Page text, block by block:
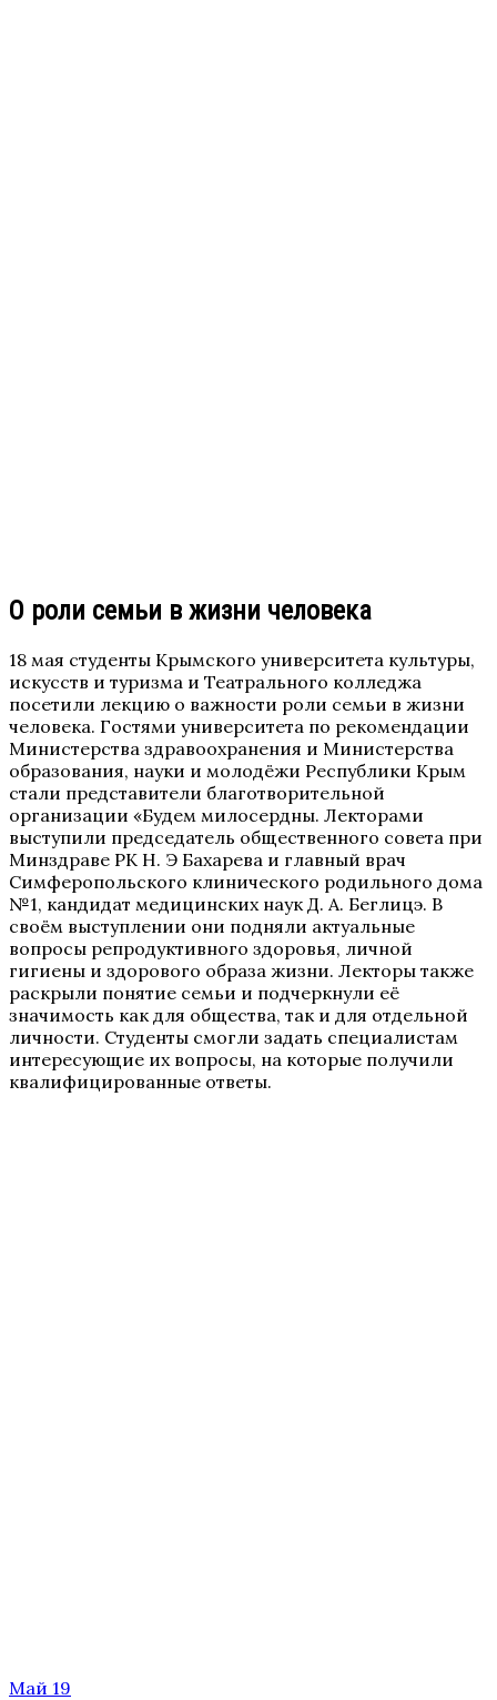
О роли семьи в жизни человека
18 мая студенты Крымского университета культуры,
искусств и туризма и Театрального колледжа
посетили лекцию о важности роли семьи в жизни
человека. Гостями университета по рекомендации
Министерства здравоохранения и Министерства
образования, науки и молодёжи Республики Крым
стали представители благотворительной
организации «Будем милосердны. Лекторами
выступили председатель общественного совета при
Минздраве РК Н. Э Бахарева и главный врач
Симферопольского клинического родильного дома
№1, кандидат медицинских наук Д. А. Беглицэ. В
своём выступлении они подняли актуальные
вопросы репродуктивного здоровья, личной
гигиены и здорового образа жизни. Лекторы также
раскрыли понятие семьи и подчеркнули её
значимость как для общества, так и для отдельной
личности. Студенты смогли задать специалистам
интересующие их вопросы, на которые получили
квалифицированные ответы.
Май 19